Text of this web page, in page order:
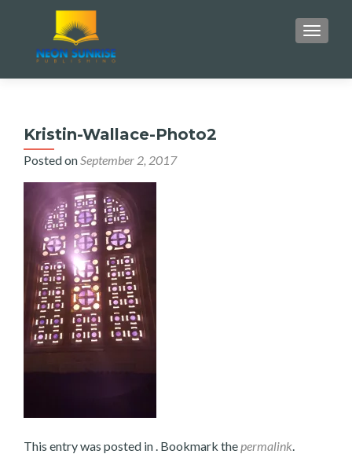
Kristin-Wallace-Photo2
Posted onSeptember 2, 2017
This entry was posted in . Bookmark thepermalink.